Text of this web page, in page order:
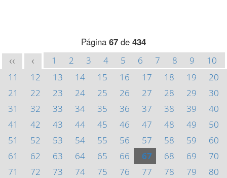
Página 67 de 434
<< < 1 2 3 4 5 6 7 8 9
10
11
12 13 14 15 16 17 18 19
20
21
22 23 24 25 26 27 28 29
30
31
32 33 34 35 36 37 38 39
40
41
42 43 44 45 46 47 48 49
50
51
52 53 54 55 56 57 58 59
60
61
62 63 64 65 66 67 68 69
70
71
72 73 74 75 76 77 78 79
80